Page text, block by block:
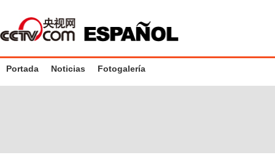
Portada Noticias Fotogalería